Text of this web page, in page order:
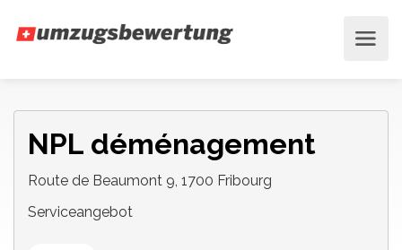
NPL déménagement
Route de Beaumont 9, 1700 Fribourg
Serviceangebot